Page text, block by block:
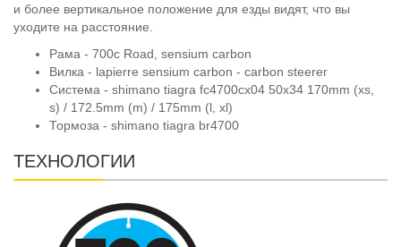
и более вертикальное положение для езды видят, что вы
уходите на расстояние.
Рама - 700c Road, sensium carbon
Вилка - lapierre sensium carbon - carbon steerer
Система - shimano tiagra fc4700cx04 50x34 170mm (xs,
s) / 172.5mm (m) / 175mm (l, xl)
Тормоза - shimano tiagra br4700
ТЕХНОЛОГИИ